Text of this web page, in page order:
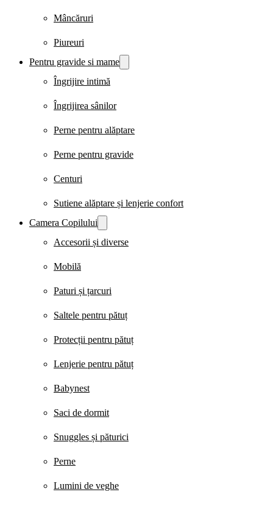
Mâncăruri
Piureuri
Pentru gravide si mame
Îngrijire intimă
Îngrijirea sânilor
Perne pentru alăptare
Perne pentru gravide
Centuri
Sutiene alăptare și lenjerie confort
Camera Copilului
Accesorii și diverse
Mobilă
Paturi și țarcuri
Saltele pentru pătuț
Protecții pentru pătuț
Lenjerie pentru pătuț
Babynest
Saci de dormit
Snuggles și păturici
Perne
Lumini de veghe